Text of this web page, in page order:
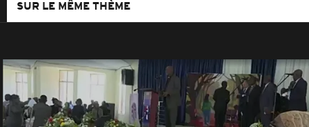
SUR LE MÊME THÈME